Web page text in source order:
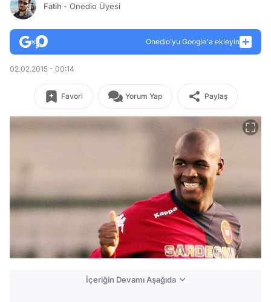
Fatih - Onedio Üyesi
Onedio’yu Google'a ekleyin
02.02.2015 - 00:14
Favori Yorum Yap Paylaş
İçeriğin Devamı Aşağıda